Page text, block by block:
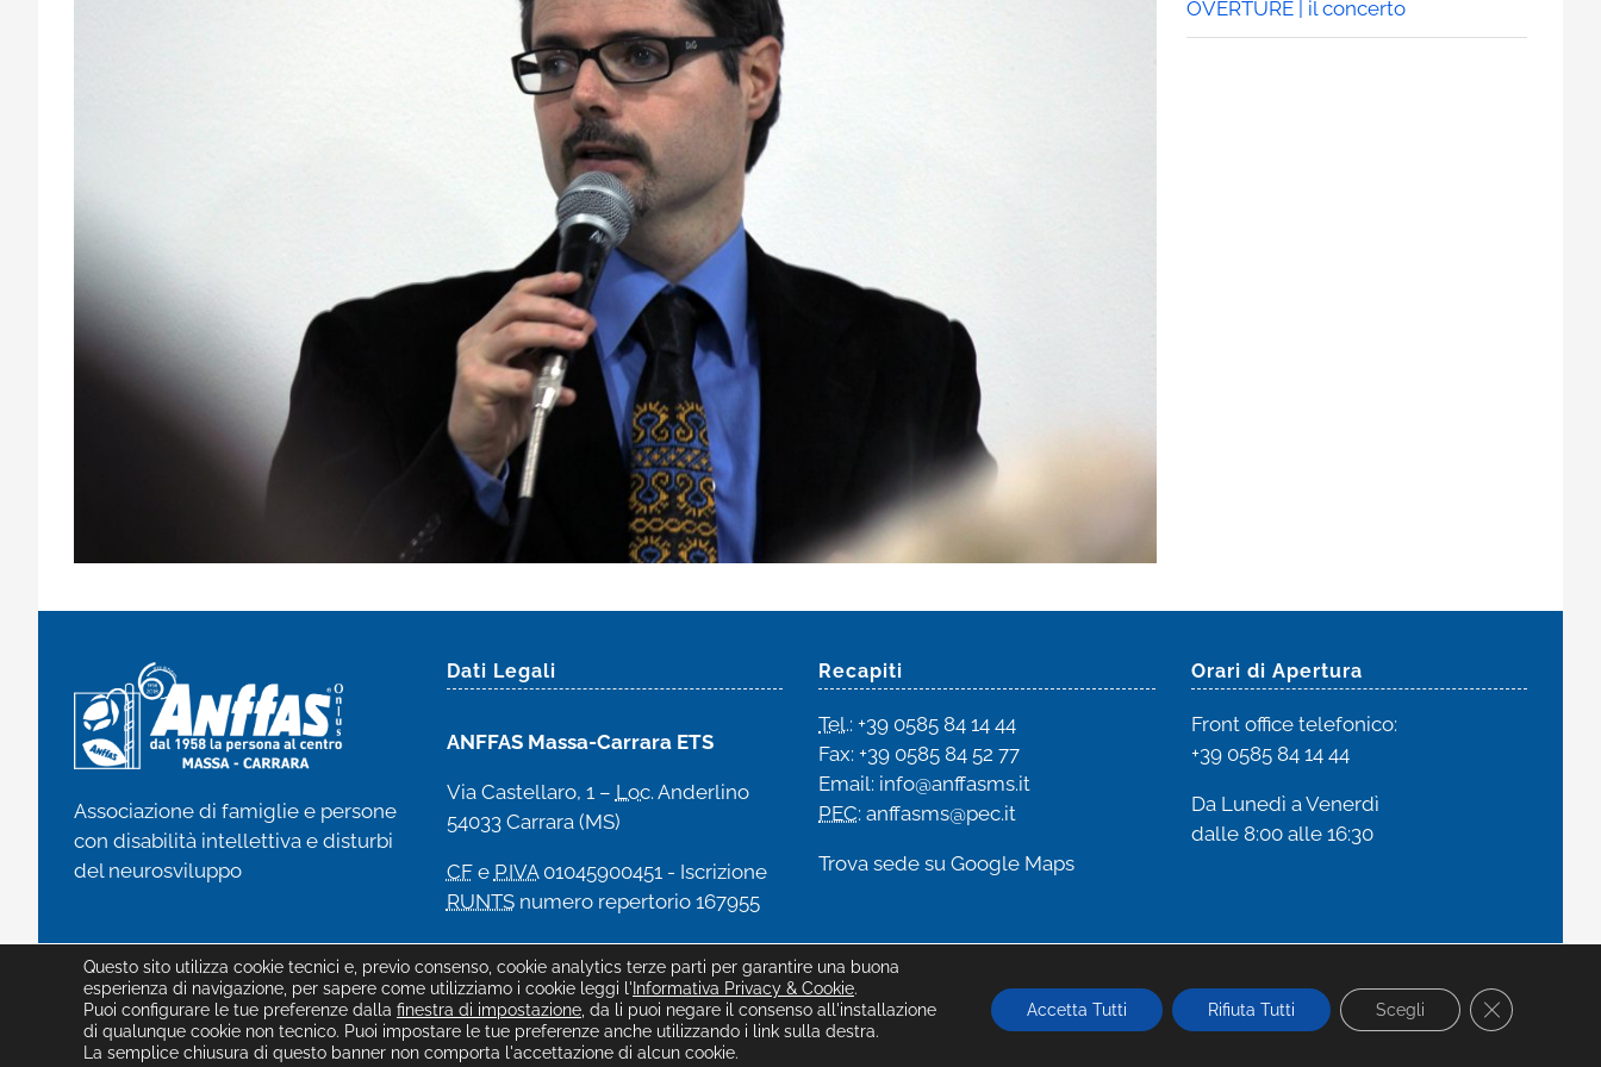
OVERTURE | il concerto
Associazione di famiglie e persone
con disabilità intellettiva e disturbi
del neurosviluppo
Dati Legali
ANFFAS Massa-Carrara ETS
Via Castellaro, 1 – Loc. Anderlino
54033 Carrara (MS)
CFe P.IVA01045900451 - Iscrizione
RUNTSnumero repertorio 167955
Recapiti
Tel.: +39 0585 84 14 44
Fax: +39 0585 84 52 77
Email: info@anffasms.it
PEC: anffasms@pec.it
Trova sede su Google Maps
Orari di Apertura
Front officetelefonico:
+39 0585 84 14 44
Da Lunedì a Venerdì
dalle 8:00 alle 16:30
©2026 ANFFAS Massa-Carrara ETS -Privacy|Modifica preferenze cookie|by Confinigrafici FacebookInstagram
Questo sito utilizza cookie tecnici e, previo consenso, cookie analytics terze parti per garantire una buona
esperienza di navigazione, per sapere come utilizziamo i cookie leggi l' Informativa Privacy & Cookie.
Puoi configurare le tue preferenze dalla finestra di impostazione , da li puoi negare il consenso all'installazione
di qualunque cookie non tecnico. Puoi impostare le tue preferenze anche utilizzando i link sulla destra.
La semplice chiusura di questo banner non comporta l'accettazione di alcun cookie.
Accetta Tutti Rifiuta Tutti Scegli Close GDPR